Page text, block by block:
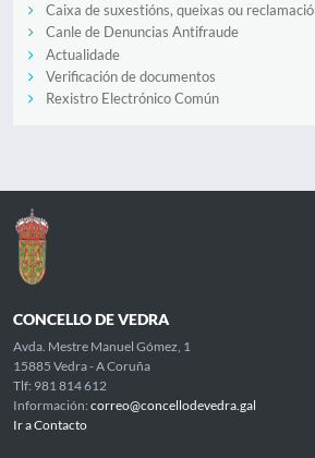
Caixa de suxestións, queixas ou
Canle de Denuncias Antifraude
Actualidade
Verificación de documentos
Rexistro Electrónico Común
CONCELLO DE VEDRA
Avda. Mestre Manuel Gómez, 1
15885 Vedra - A Coruña
Tlf: 981 814 612
Información: correo@concellodevedra.gal
Ir a Contacto